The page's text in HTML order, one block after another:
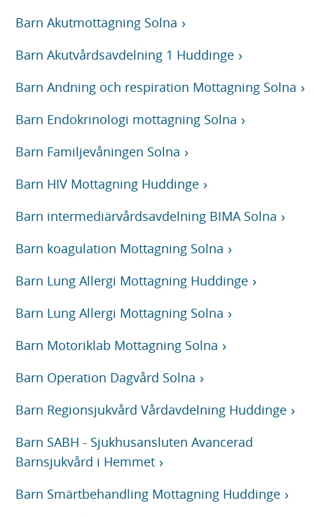
Barn Akutmottagning Solna
Barn Akutvårdsavdelning 1 Huddinge
Barn Andning och respiration Mottagning Solna
Barn Endokrinologi mottagning Solna
Barn Familjevåningen Solna
Barn HIV Mottagning Huddinge
Barn intermediärvårdsavdelning BIMA Solna
Barn koagulation Mottagning Solna
Barn Lung Allergi Mottagning Huddinge
Barn Lung Allergi Mottagning Solna
Barn Motoriklab Mottagning Solna
Barn Operation Dagvård Solna
Barn Regionsjukvård Vårdavdelning Huddinge
Barn SABH - Sjukhusansluten Avancerad
Barnsjukvård i Hemmet
Barn Smärtbehandling Mottagning Huddinge